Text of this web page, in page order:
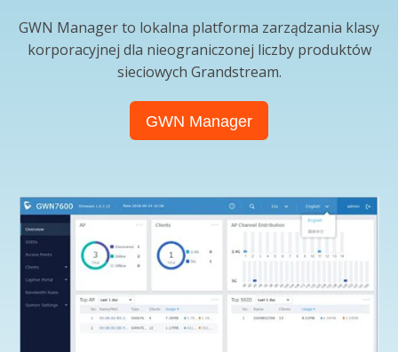
GWN Manager to lokalna platforma zarządzania klasy
korporacyjnej dla nieograniczonej liczby produktów
sieciowych Grandstream.
GWN Manager